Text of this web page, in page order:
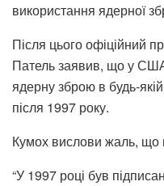
використання ядерної
Після цього офіційний
Патель заявив, що у
ядерну зброю в будь-
після 1997 року.
Кумох вислови жаль, що
“У 1997 році був